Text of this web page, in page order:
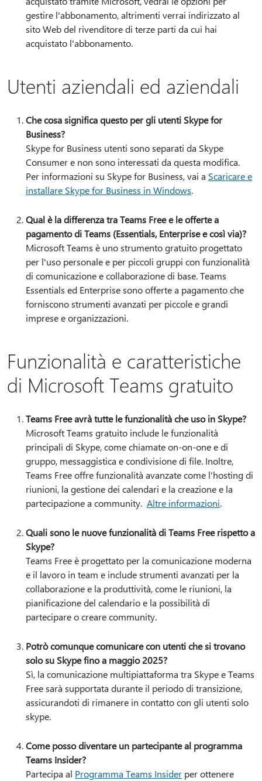
gestire l'abbonamento, altrimenti verrai indirizzato al
sito Web del rivenditore di terze parti da cui hai
acquistato l'abbonamento.
Utenti aziendali ed aziendali
Che cosa significa questo per gli utenti Skype for
Business?
Skype for Business utenti sono separati da Skype
Consumer e non sono interessati da questa modifica.
Per informazioni su Skype for Business, vai a Scaricare e
installare Skype for Business in Windows.
Qual è la differenza tra Teams Free e le offerte a
pagamento di Teams (Essentials, Enterprise e così via)?
Microsoft Teams è uno strumento gratuito progettato
per l'uso personale e per piccoli gruppi con funzionalità
di comunicazione e collaborazione di base. Teams
Essentials ed Enterprise sono offerte a pagamento che
forniscono strumenti avanzati per piccole e grandi
imprese e organizzazioni.
Funzionalità e caratteristiche
di Microsoft Teams gratuito
Teams Free avrà tutte le funzionalità che uso in Skype?
Microsoft Teams gratuito include le funzionalità
principali di Skype, come chiamate on-on-one e di
gruppo, messaggistica e condivisione di file. Inoltre,
Teams Free offre funzionalità avanzate come l'hosting di
riunioni, la gestione dei calendari e la creazione e la
partecipazione a community. Altre informazioni.
Quali sono le nuove funzionalità di Teams Free rispetto a
Skype?
Teams Free è progettato per la comunicazione moderna
e il lavoro in team e include strumenti avanzati per la
collaborazione e la produttività, come le riunioni, la
pianificazione del calendario e la possibilità di
partecipare o creare community.
Potrò comunque comunicare con utenti che si trovano
solo su Skype fino a maggio 2025?
Sì, la comunicazione multipiattaforma tra Skype e Teams
Free sarà supportata durante il periodo di transizione,
assicurandoti di rimanere in contatto con gli utenti solo
skype.
Come posso diventare un partecipante al programma
Teams Insider?
Partecipa al Programma Teams Insider per ottenere